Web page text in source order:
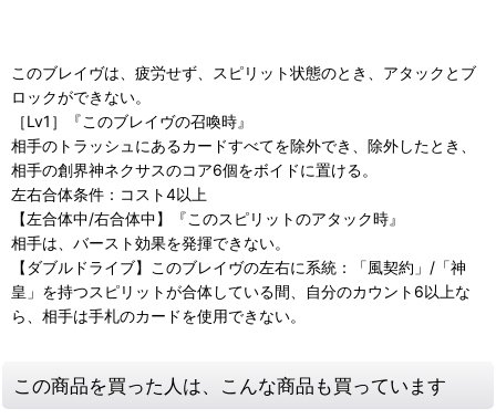
このブレイヴは、疲労せず、スピリット状態のとき、アタックとブ
ロックができない。
［Lv1］『このブレイヴの召喚時』
相手のトラッシュにあるカードすべてを除外でき、除外したとき、
相手の創界神ネクサスのコア6個をボイドに置ける。
左右合体条件：コスト4以上
【左合体中/右合体中】『このスピリットのアタック時』
相手は、バースト効果を発揮できない。
【ダブルドライブ】このブレイヴの左右に系統：「風契約」/「神
皇」を持つスピリットが合体している間、自分のカウント6以上な
ら、相手は手札のカードを使用できない。
この商品を買った人は、こんな商品も買っています